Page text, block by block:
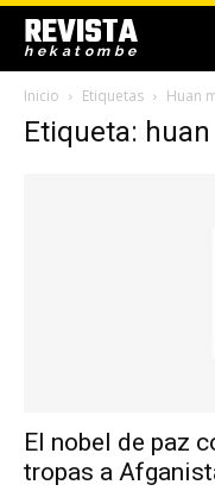
REVISTA
hekatombe
Inicio Etiquetas Huan
Etiqueta:
El nobel de paz
tropas a